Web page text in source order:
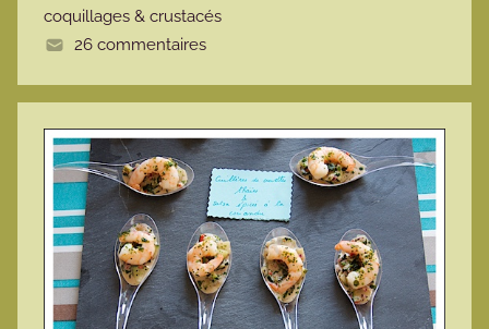
coquillages & crustacés
26 commentaires